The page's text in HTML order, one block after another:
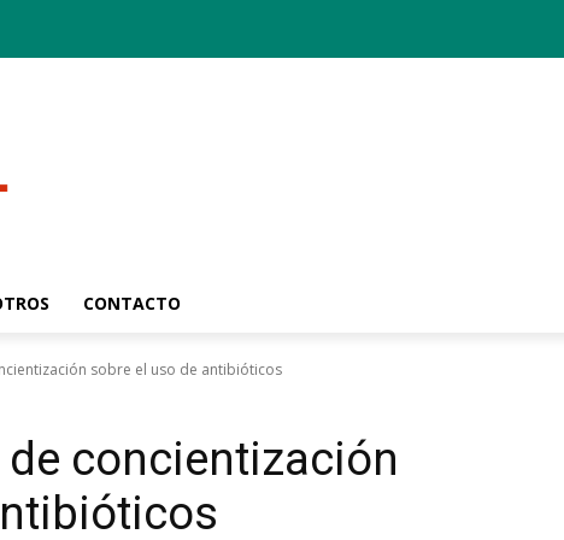
CONTACTO
sobre el uso de antibióticos
concientización